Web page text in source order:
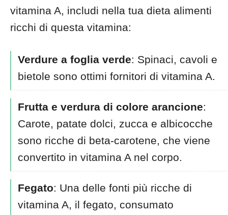
vitamina A, includi nella tua dieta alimenti
ricchi di questa vitamina:
Verdure a foglia verde: Spinaci, cavoli e
bietole sono ottimi fornitori di vitamina A.
Frutta e verdura di colore arancione:
Carote, patate dolci, zucca e albicocche
sono ricche di beta-carotene, che viene
convertito in vitamina A nel corpo.
Fegato: Una delle fonti più ricche di
vitamina A, il fegato, consumato